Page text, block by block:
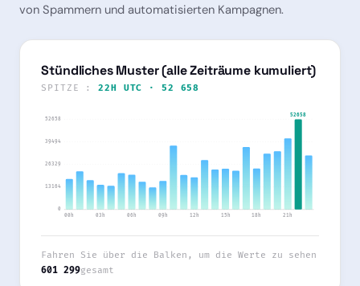
von Spammern und automatisierten Kampagnen.
Stündliches Muster (alle Zeiträume kumuliert)
SPITZE :22H UTC · 52 658
52658
39494
26329
13164
0
00h 03h 06h 09h 12h 15h 18h 21h
52658
Fahren Sie über die Balken, um die Werte zu sehen
601 299gesamt